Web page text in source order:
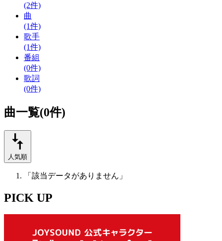
(2件)
曲
(1件)
歌手
(1件)
番組
(0件)
歌詞
(0件)
曲一覧(0件)
人気順
「該当データがありません」
PICK UP